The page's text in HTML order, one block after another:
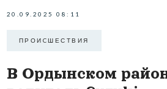
20.09.2025 08:11
ПРОИCШЕСТВИЯ
В Ордынском